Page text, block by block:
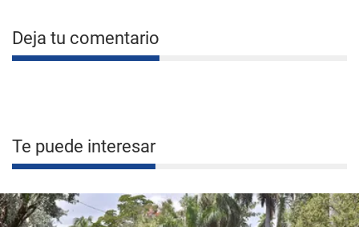
Deja tu comentario
Te puede interesar